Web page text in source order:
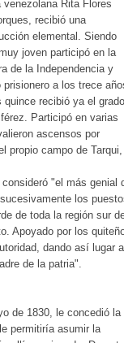
venezolana Rita Flores
recibió una
elemental. Siendo
joven participó en la
de la Independencia y
prisionero a los trece
quince recibió ya el grado
Participó en varias
ascensos por
propio campo de Tarqui,
"el más genial
los
de toda la región sur
Apoyado por los
dando así lugar al
de la patria".
de 1830, le concedió la
permitiría asumir la